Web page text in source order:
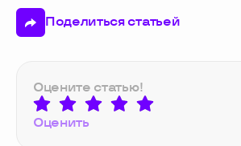
Поделиться статьей
Оцените статью!
Оценить